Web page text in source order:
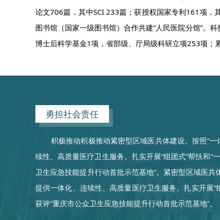
论文706篇，其中SCI 233篇；获授权国家专利161项
图书馆（国家一级图书馆）合作共建“人民医院分馆”。
博士后科学基金1项，省部级、厅局级科研立项253项
勇担社会责任
积极推动积极推动紧密型区域医共体建设。按照“
续性、高质量医疗卫生服务。扎实开展“组团式”帮扶和
卫生应急技能提升行动首批示范基地”。紧密型区域医
提供一体化、连续性、高质量医疗卫生服务。扎实开展
获评“重庆市公众卫生应急技能提升行动首批示范基地”。